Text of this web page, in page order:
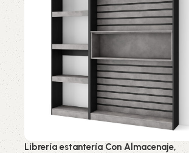
Librería estantería Con Almacenaje,